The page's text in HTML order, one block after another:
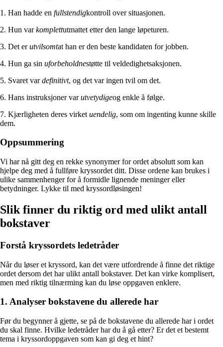
1. Han hadde en fullstendigkontroll over situasjonen.
2. Hun varkomplettutmattet etter den lange løpeturen.
3. Det erutvilsomtat han er den beste kandidaten for jobben.
4. Hun ga sin uforbeholdnestøtte til veldedighetsaksjonen.
5. Svaret vardefinitivt, og det var ingen tvil om det.
6. Hans instruksjoner varutvetydigeog enkle å følge.
7. Kjærligheten deres virket uendelig, som om ingenting kunne skille
dem.
Oppsummering
Vi har nå gitt deg en rekke synonymer for ordet absolutt som kan
hjelpe deg med å fullføre kryssordet ditt. Disse ordene kan brukes i
ulike sammenhenger for å formidle lignende meninger eller
betydninger. Lykke til med kryssordløsingen!
Slik finner du riktig ord med ulikt antall
bokstaver
Forstå kryssordets ledetråder
Når du løser et kryssord, kan det være utfordrende å finne det riktige
ordet dersom det har ulikt antall bokstaver. Det kan virke komplisert,
men med riktig tilnærming kan du løse oppgaven enklere.
1. Analyser bokstavene du allerede har
Før du begynner å gjette, se på de bokstavene du allerede har i ordet
du skal finne. Hvilke ledetråder har du å gå etter? Er det et bestemt
tema i kryssordoppgaven som kan gi deg et hint?